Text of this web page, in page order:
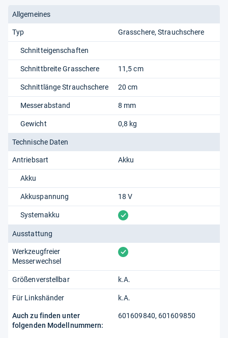
Allgemeines
Typ Grasschere Strauchschere
Schnitteigenschaften
Schnittbreite Grasschere 11,5 cm
Schnittlänge Strauchschere 20 cm
Messerabstand 8 mm
Gewicht 0,8 kg
Technische Daten
Antriebsart Akku
Akku
Akkuspannung 18 V
Systemakku vorhanden
Ausstattung
Werkzeugfreier
Messerwechsel
vorhanden
Größenverstellbar k.A.
Für Linkshänder k.A.
Auch zu finden unter
folgenden Modellnummern:
601609840, 601609850